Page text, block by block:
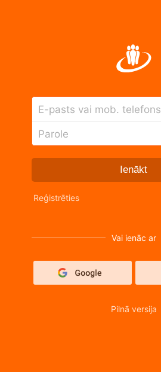
E-pasts vai mob. telefons
Parole
Ienākt
Reģistrēties
Vai ienāc ar
Pilnā versija